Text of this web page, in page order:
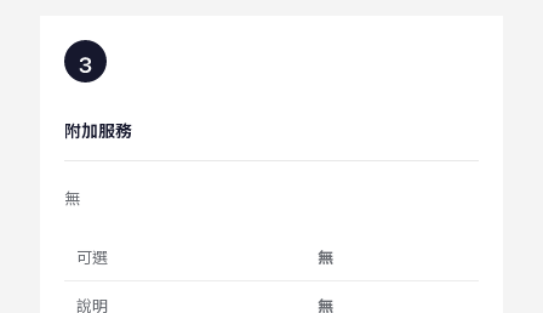
附加服務
無
可選 無
說明 無